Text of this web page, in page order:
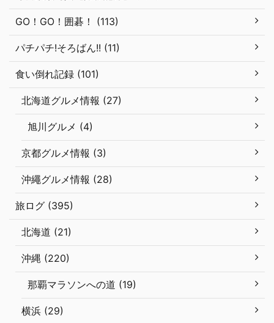
GO！GO！囲碁！ (113)
パチパチ!そろばん!! (11)
食い倒れ記録 (101)
北海道グルメ情報 (27)
旭川グルメ (4)
京都グルメ情報 (3)
沖繩グルメ情報 (28)
旅ログ (395)
北海道 (21)
沖縄 (220)
那覇マラソンへの道 (19)
横浜 (29)